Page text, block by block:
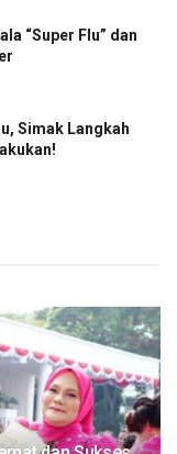
“Super Flu” dan
Simak Langkah